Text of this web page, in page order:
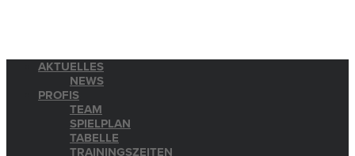
AKTUELLES
NEWS
PROFIS
TEAM
SPIELPLAN
TABELLE
TRAININGSZEITEN